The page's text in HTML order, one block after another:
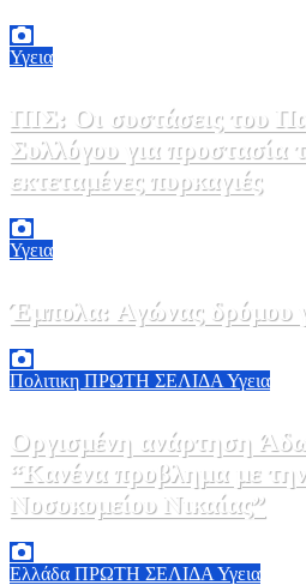
Υγεια
ΠΙΣ: Οι συστάσεις του
Συλλόγου για προστασία
εκτεταμένες πυρκαγιές
Υγεια
Έμπολα: Αγώνας δρόμου
Πολιτικη ΠΡΩΤΗ ΣΕΛΙΔΑ Υγεια
Οργισμένη ανάρτηση
“Κανένα προβλημα με
Νοσοκομείου Νικαίας”
Ελλάδα ΠΡΩΤΗ ΣΕΛΙΔΑΥγεια